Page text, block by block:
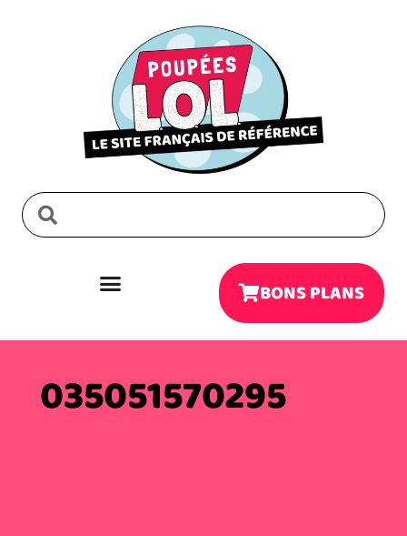
BONS PLANS
035051570295